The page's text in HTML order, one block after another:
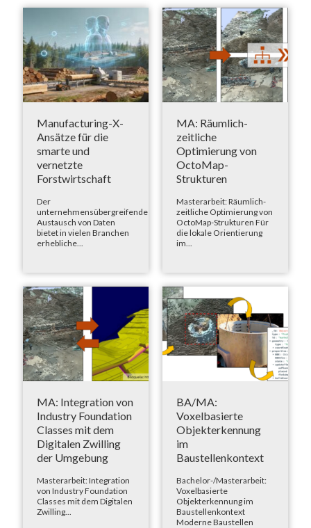
Manufacturing-X-
Ansätze für die
smarte und
vernetzte
Forstwirtschaft
Der
unternehmensübergreifende
Austausch von Daten
bietet in vielen Branchen
erhebliche...
MA: Räumlich-
zeitliche
Optimierung von
OctoMap-
Strukturen
Masterarbeit: Räumlich-
zeitliche Optimierung von
OctoMap-Strukturen Für
die lokale Orientierung
im...
MA: Integration von
Industry Foundation
Classes mit dem
Digitalen Zwilling
der Umgebung
Masterarbeit: Integration
von Industry Foundation
Classes mit dem Digitalen
Zwilling...
BA/MA:
Voxelbasierte
Objekterkennung
im
Baustellenkontext
Bachelor-/Masterarbeit:
Voxelbasierte
Objekterkennung im
Baustellenkontext
Moderne Baustellen